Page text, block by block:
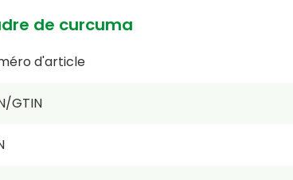
de curcuma
d'article
GTIN